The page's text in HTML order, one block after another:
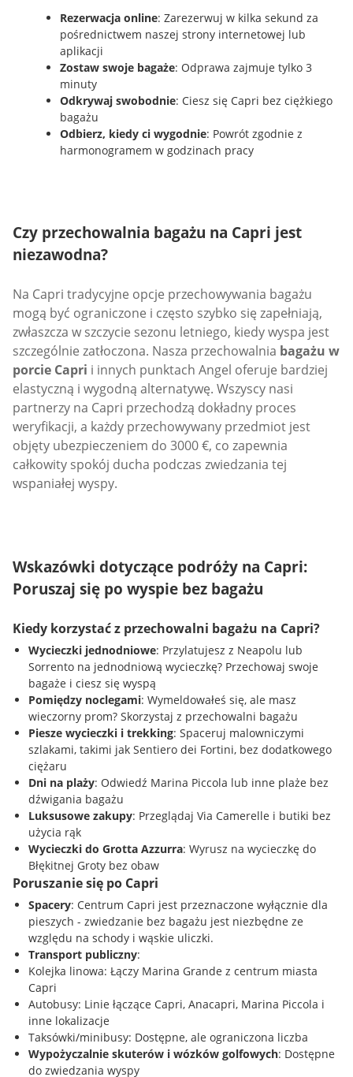
Rezerwacja online: Zarezerwuj w kilka sekund za
pośrednictwem naszej strony internetowej lub
aplikacji
Zostaw swoje bagaże: Odprawa zajmuje tylko 3
minuty
Odkrywaj swobodnie: Ciesz się Capri bez ciężkiego
bagażu
Odbierz, kiedy ci wygodnie: Powrót zgodnie z
harmonogramem w godzinach pracy
Czy przechowalnia bagażu na Capri jest
niezawodna?
Na Capri tradycyjne opcje przechowywania bagażu
mogą być ograniczone i często szybko się zapełniają,
zwłaszcza w szczycie sezonu letniego, kiedy wyspa jest
szczególnie zatłoczona. Nasza przechowalnia bagażu w
porcie Capri i innych punktach Angel oferuje bardziej
elastyczną i wygodną alternatywę. Wszyscy nasi
partnerzy na Capri przechodzą dokładny proces
weryfikacji, a każdy przechowywany przedmiot jest
objęty ubezpieczeniem do 3000 €, co zapewnia
całkowity spokój ducha podczas zwiedzania tej
wspaniałej wyspy.
Wskazówki dotyczące podróży na Capri:
Poruszaj się po wyspie bez bagażu
Kiedy korzystać z przechowalni bagażu na Capri?
Wycieczki jednodniowe: Przylatujesz z Neapolu lub
Sorrento na jednodniową wycieczkę? Przechowaj swoje
bagaże i ciesz się wyspą
Pomiędzy noclegami: Wymeldowałeś się, ale masz
wieczorny prom? Skorzystaj z przechowalni bagażu
Piesze wycieczki i trekking: Spaceruj malowniczymi
szlakami, takimi jak Sentiero dei Fortini, bez dodatkowego
ciężaru
Dni na plaży: Odwiedź Marina Piccola lub inne plaże bez
dźwigania bagażu
Luksusowe zakupy: Przeglądaj Via Camerelle i butiki bez
użycia rąk
Wycieczki do Grotta Azzurra: Wyrusz na wycieczkę do
Błękitnej Groty bez obaw
Poruszanie się po Capri
Spacery: Centrum Capri jest przeznaczone wyłącznie dla
pieszych - zwiedzanie bez bagażu jest niezbędne ze
względu na schody i wąskie uliczki.
Transport publiczny:
Kolejka linowa: Łączy Marina Grande z centrum miasta
Capri
Autobusy: Linie łączące Capri, Anacapri, Marina Piccola i
inne lokalizacje
Taksówki/minibusy: Dostępne, ale ograniczona liczba
Wypożyczalnie skuterów i wózków golfowych: Dostępne
do zwiedzania wyspy